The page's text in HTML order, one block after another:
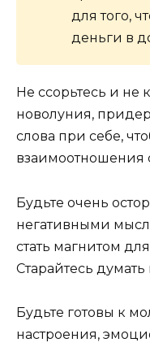
для того,
деньги в
Не ссорьтесь и не
новолуния,
слова при себе,
Будьте очень
негативными
стать магнитом
Старайтесь
Будьте готовы к
настроения,